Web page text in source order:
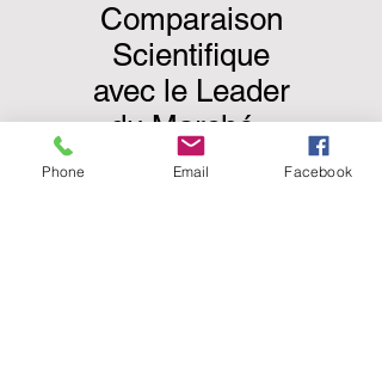
Comparaison
Scientifique
avec le Leader
du Marché -
Tannin
Phone Email Facebook